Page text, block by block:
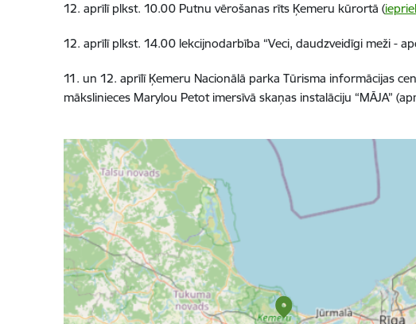
12. aprīlī plkst. 10.00 Putnu vērošanas rīts Ķemeru kūrortā (
12. aprīlī plkst. 14.00 lekcijnodarbība “Veci, daudzveidīgi meži -
11. un 12. aprīlī Ķemeru Nacionālā parka Tūrisma informācijas
mākslinieces Marylou Petot imersīvā skaņas instalāciju “MĀJA”